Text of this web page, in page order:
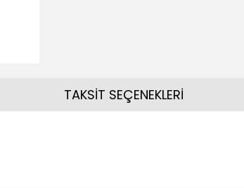
TAKSİT SEÇENEKLERİ